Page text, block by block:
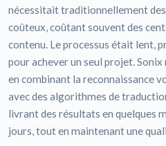
nécessitait traditionnellement
coûteux, coûtant souvent des
contenu. Le processus était lent,
pour achever un seul projet.
en combinant la reconnaissance
avec des algorithmes de
livrant des résultats en quelques
jours, tout en maintenant une